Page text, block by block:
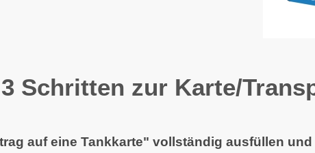
Schritten zur Karte/
auf eine Tankkarte" vollständig ausfüllen